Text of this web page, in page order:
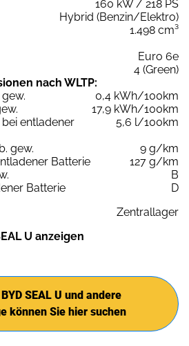
160 kW / 218 PS
Hybrid (Benzin/Elektro)
1.498 cm³
Euro 6e
4 (Green)
nach WLTP:
0,4 kWh/100km
17,9 kWh/100km
entladener
5,6 l/100km
gew.
9 g/km
Batterie
127 g/km
B
Batterie
D
Zentrallager
U anzeigen
SEAL U und andere
können Sie hier suchen